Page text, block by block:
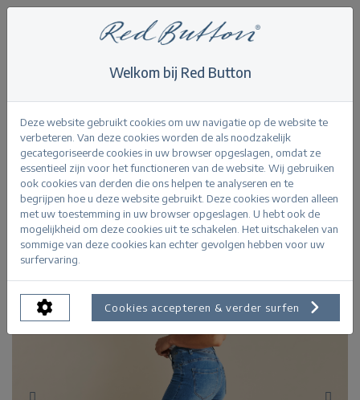
Never out of stock > Babette mid stoneused
Terug
Welkom bij Red Button
Deze website gebruikt cookies om uw navigatie op de website te
verbeteren. Van deze cookies worden de als noodzakelijk
gecategoriseerde cookies in uw browser opgeslagen, omdat ze
essentieel zijn voor het functioneren van de website. Wij gebruiken
ook cookies van derden die ons helpen te analyseren en te
begrijpen hoe u deze website gebruikt. Deze cookies worden alleen
met uw toestemming in uw browser opgeslagen. U hebt ook de
mogelijkheid om deze cookies uit te schakelen. Het uitschakelen van
sommige van deze cookies kan echter gevolgen hebben voor uw
surfervaring.
Cookies accepteren & verder surfen